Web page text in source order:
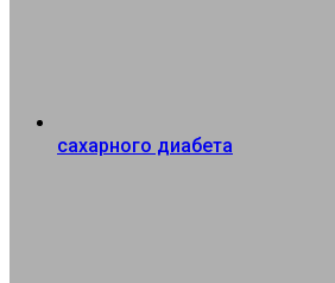
сахарного диабета